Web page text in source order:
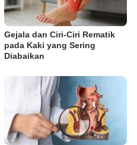
Gejala dan Ciri-Ciri Rematik
pada Kaki yang Sering
Diabaikan